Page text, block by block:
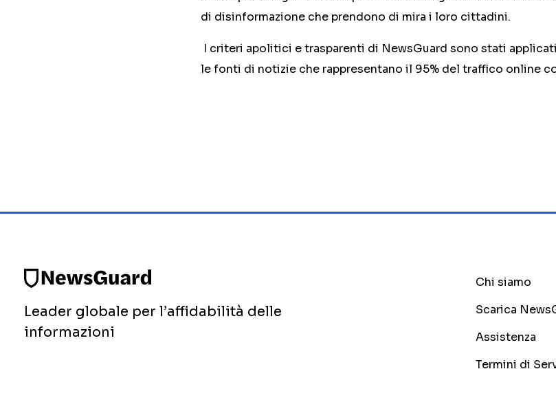
di disinformazione che prendono di mira i loro cittadini.
I criteri apolitici e trasparenti di NewsGuard sono stati
le fonti di notizie che rappresentano il 95% del traffico online
Leader globale per l’affidabilità delle
informazioni
Chi siamo
Scarica
Assistenza
Termini di